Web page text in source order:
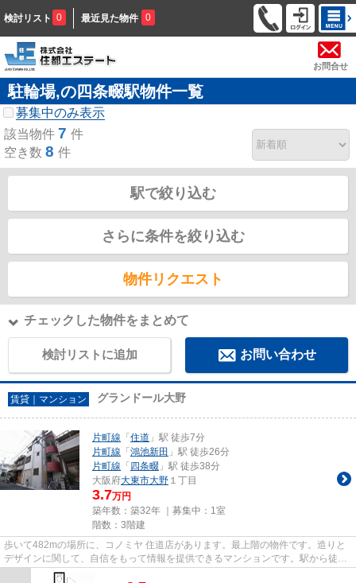
検討リスト 0 最近見た物件 0
お問合せ
駐輪場,の四条畷駅物件一覧
募集中のみ表示
該当物件 7 件
空き数 8 件
駅で絞り込む
さらに条件を絞り込む
物件リクエスト
チェックした物件をまとめて
検討リストに追加 お問い合わせ
賃貸｜マンション グランドール大野
片町線 「 住道 」駅 徒歩7分
片町線 「 鴻池新田 」駅 徒歩26分
片町線 「 四条畷 」駅 徒歩38分
大阪府大東市大野 １丁目
3.7万円
築年数：築32年 ｜募集中： 1室
階数：3階建
歩いて482mの場所に、コノミヤ 住道店があります。最上階の物件です。造りと
デザインに関して、自信をもって情報を提供できるマンションです。駅から徒歩
7分の物件で、電車での通勤に...